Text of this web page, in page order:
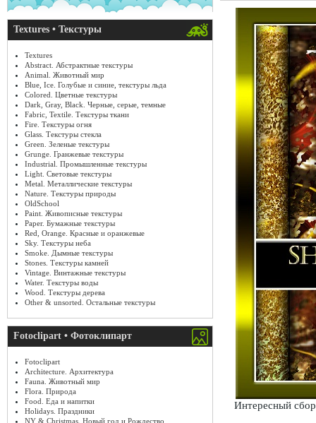
Textures • Текстуры
Textures
Abstract. Абстрактные текстуры
Animal. Животный мир
Blue, Ice. Голубые и синие, текстуры льда
Colored. Цветные текстуры
Dark, Gray, Black. Черные, серые, темные
Fabric, Textile. Текстуры ткани
Fire. Текстуры огня
Glass. Текстуры стекла
Green. Зеленые текстуры
Grunge. Гранжевые текстуры
Industrial. Промышленные текстуры
Light. Световые текстуры
Metal. Металлические текстуры
Nature. Текстуры природы
OldSchool
Paint. Живописные текстуры
Paper. Бумажные текстуры
Red, Orange. Красные и оранжевые
Sky. Текстуры неба
Smoke. Дымные текстуры
Stones. Текстуры камней
Vintage. Винтажные текстуры
Water. Текстуры воды
Wood. Текстуры дерева
Other & unsorted. Остальные текстуры
Fotoclipart • Фотоклипарт
Fotoclipart
Architecture. Архитектура
Fauna. Животный мир
Flora. Природа
Food. Еда и напитки
Holidays. Праздники
NY & Christmas. Новый год и Рождество
Интересный